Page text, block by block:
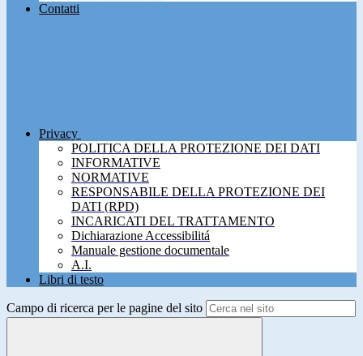
Contatti
Privacy
POLITICA DELLA PROTEZIONE DEI DATI
INFORMATIVE
NORMATIVE
RESPONSABILE DELLA PROTEZIONE DEI
DATI (RPD)
INCARICATI DEL TRATTAMENTO
Dichiarazione Accessibilitá
Manuale gestione documentale
A.I.
Libri di testo
Campo di ricerca per le pagine del sito